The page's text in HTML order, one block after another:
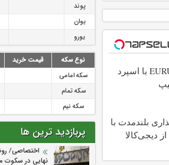
ترید EURUSD با اسپرد
بلندمدت با
دیجی‌کالا
پوند
یوان
یورو
نوع سکه قیمت خرید
سکه امامی
سکه تمام
سکه نیم
پربازدید ترین ها
اختصاصی/
نهایی در سکوت